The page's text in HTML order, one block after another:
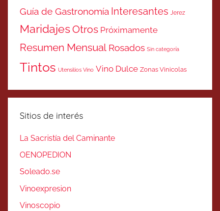
Guía de Gastronomía Interesantes Jerez
MaridajesOtros Próximamente
Resumen Mensual Rosados Sin categoría
Tintos Utensilios Vino Vino Dulce Zonas Vinicolas
Sitios de interés
La Sacristía del Caminante
OENOPEDION
Soleado.se
Vinoexpresion
Vinoscopio